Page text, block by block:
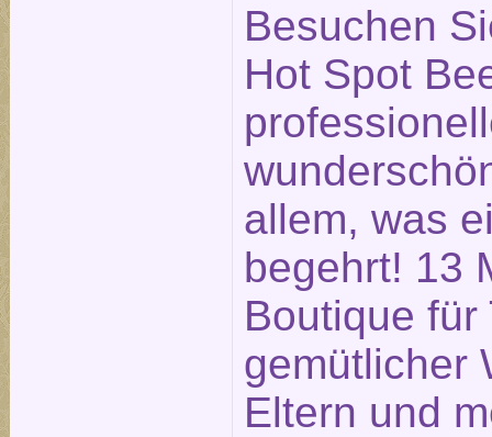
Besuchen
Hot Spot
allem, was
begehrt! 13
Boutique für
gemütlicher
Eltern und